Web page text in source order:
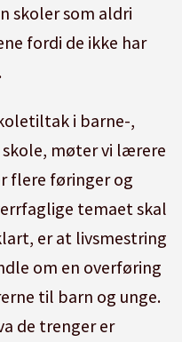
skoler som aldri
fordi de ikke har
i barne-,
møter vi lærere
flere føringer og
temaet skal
er at livsmestring
om en overføring
til barn og unge.
de trenger er